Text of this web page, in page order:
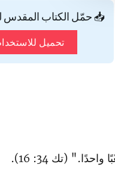
📥 حمّل الكتاب المقدس
تحميل
(تك 34: 16).